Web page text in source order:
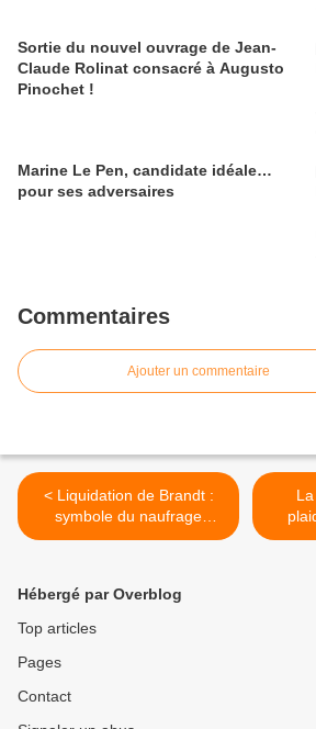
Sortie du nouvel ouvrage de Jean-
Claude Rolinat consacré à Augusto
Pinochet !
Marine Le Pen, candidate idéale…
pour ses adversaires
Commentaires
Ajouter un commentaire
< Liquidation de Brandt :
symbole du naufrage
industriel français
Hébergé par Overblog
Top articles
Pages
Contact